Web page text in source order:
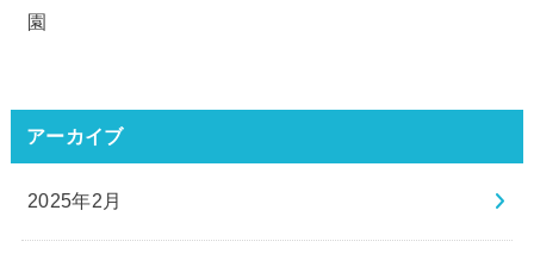
園
アーカイブ
2025年2月